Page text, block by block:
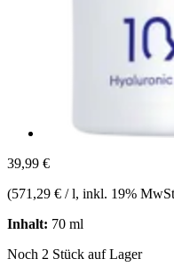
39,99 €
(571,29 € / l, inkl. 19%
Inhalt: 70 ml
Noch 2 Stück auf Lager